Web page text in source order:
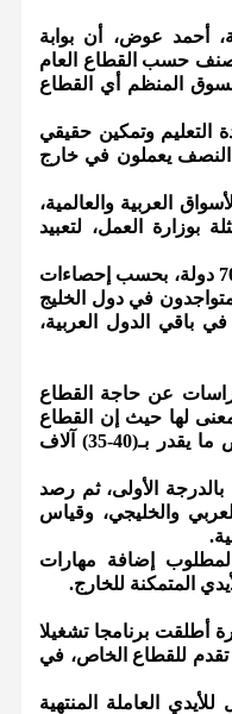
أحمد عوض، أن بوابة
حسب القطاع العام
نجد مليونا و700 ألف يعملون بالسوق المنظم أي القطاع
وتمكين حقيقي
يعملون في خارج
العربية والعالمية،
العمل، لتعبيد
ويتجاوز عدد المغتربين الأردنيين في الخارج مليون فرد، موزعين على نحو 70 دولة، بحسب إحصاءات
وأن 79.5 % من المغتربين متواجدون في دول الخليج
في الولايات المتحدة وكندا، و3.4 % في أوروبا، و3 % في باقي الدول العربية،
عن حاجة القطاع
لها حيث إن القطاع
العام يوظف نحو (7-8) آلاف شخص سنويا في حين يوظف القطاع الخاص ما يقدر بـ(40-35) آلاف
الأولى، ثم رصد
والخليجي، وقياس
إضافة مهارات
المتمكنة للخارج.
أطلقت برنامجا تشغيلا
تقدم للقطاع الخاص، في
العاملة المنتهية